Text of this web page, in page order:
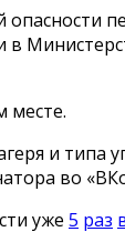
в
месте.
и типа
во
уже 5 раз